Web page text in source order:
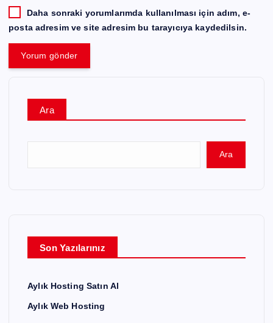
Daha sonraki yorumlarımda kullanılması için adım, e-
posta adresim ve site adresim bu tarayıcıya kaydedilsin.
Ara
Ara
Son Yazılarınız
Aylık Hosting Satın Al
Aylık Web Hosting